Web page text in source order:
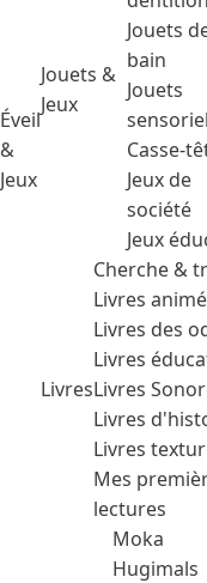
Éveil
&
Jeux
Jouets &
Jeux
Jouets
bain
Jouets
Casse-
Jeux de
société
Jeux
Livres
Cherche &
Livres
Livres des
Livres
Livres
Livres
Livres
Mes
lectures
Moka
Hugimals